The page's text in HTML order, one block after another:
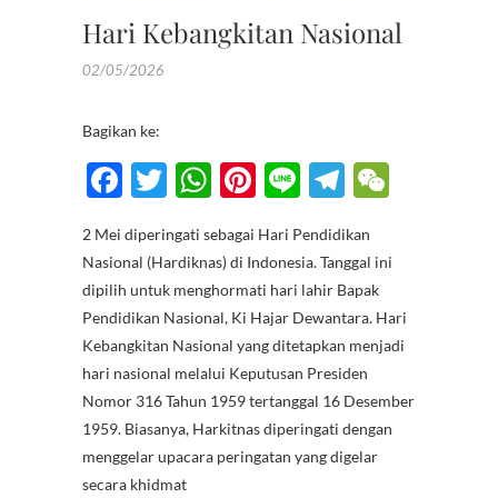
Hari Kebangkitan Nasional
02/05/2026
Bagikan ke:
F
e
b
o
o
k
T
itt
er
W
at
s
A
p
p
Pi
er
es
t
Li
e
T
e
gr
a
m
C
at
2 Mei diperingati sebagai Hari Pendidikan
Nasional (Hardiknas) di Indonesia. Tanggal ini
dipilih untuk menghormati hari lahir Bapak
Pendidikan Nasional, Ki Hajar Dewantara. Hari
Kebangkitan Nasional yang ditetapkan menjadi
hari nasional melalui Keputusan Presiden
Nomor 316 Tahun 1959 tertanggal 16 Desember
1959. Biasanya, Harkitnas diperingati dengan
menggelar upacara peringatan yang digelar
secara khidmat